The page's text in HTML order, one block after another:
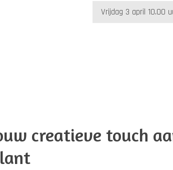
creatieve touch